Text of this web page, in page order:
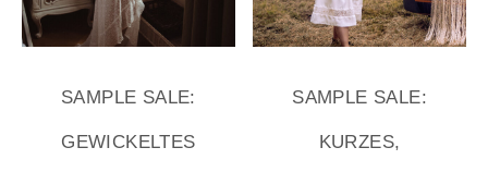
SAMPLE SALE:
GEWICKELTES
SAMPLE SALE:
KURZES,